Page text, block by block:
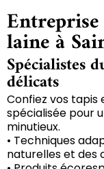
laine à
Spécialistes
délicats
Confiez vos
spécialisée pour
minutieux.
• Techniques
naturelles et des